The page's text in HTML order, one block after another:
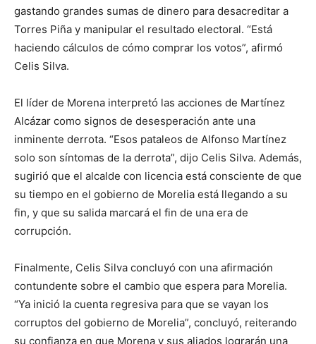
gastando grandes sumas de dinero para desacreditar a
Torres Piña y manipular el resultado electoral. “Está
haciendo cálculos de cómo comprar los votos”, afirmó
Celis Silva.
El líder de Morena interpretó las acciones de Martínez
Alcázar como signos de desesperación ante una
inminente derrota. “Esos pataleos de Alfonso Martínez
solo son síntomas de la derrota”, dijo Celis Silva. Además,
sugirió que el alcalde con licencia está consciente de que
su tiempo en el gobierno de Morelia está llegando a su
fin, y que su salida marcará el fin de una era de
corrupción.
Finalmente, Celis Silva concluyó con una afirmación
contundente sobre el cambio que espera para Morelia.
“Ya inició la cuenta regresiva para que se vayan los
corruptos del gobierno de Morelia”, concluyó, reiterando
su confianza en que Morena y sus aliados lograrán una